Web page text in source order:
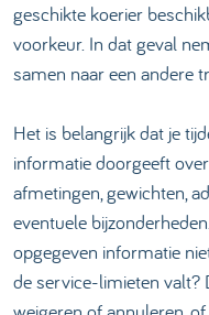
geschikte koerier
voorkeur. In dat geval
samen naar een andere
Het is belangrijk dat je
informatie doorgeeft
afmetingen, gewichten,
eventuele
opgegeven informatie
de service-limieten valt?